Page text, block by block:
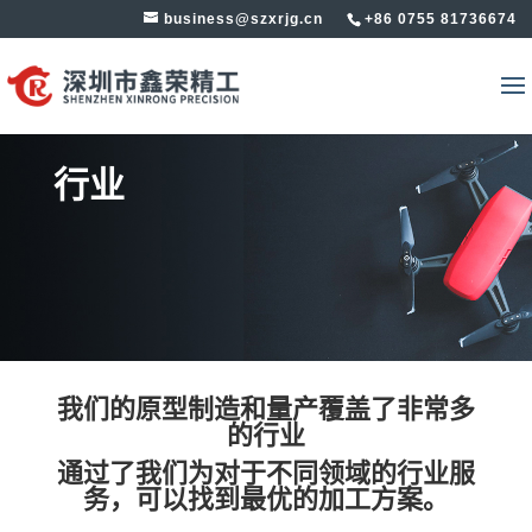
+86 0755 81736674
business@szxrjg.cn
行业
我们的原型制造和量产覆盖了非常多
的行业
通过了我们为对于不同领域的行业服
务，可以找到最优的加工方案。